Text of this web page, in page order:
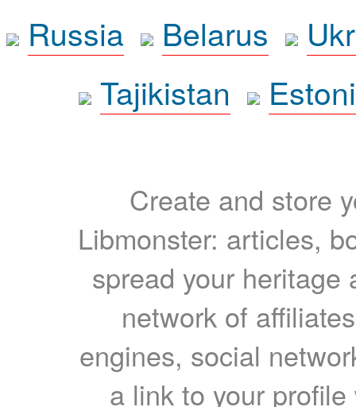
Russia
Belarus
Tajikistan
Create and store
Libmonster: articles,
spread your heritage
network of
engines, social
a link to your